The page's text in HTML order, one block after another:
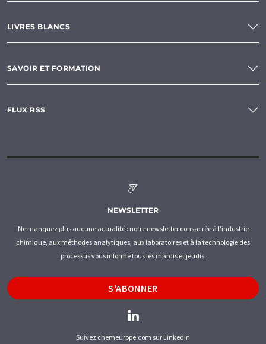
LIVRES BLANCS
SAVOIR ET FORMATION
FLUX RSS
NEWSLETTER
Ne manquez plus aucune actualité : notre newsletter consacrée à l'industrie
chimique, aux méthodes analytiques, aux laboratoires et à la technologie des
processus vous informe tous les mardis et jeudis.
S'ABONNER
Suivez chemeurope.com sur LinkedIn